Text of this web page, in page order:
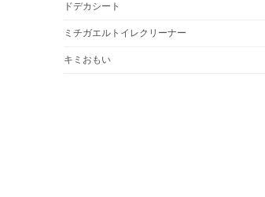
ドデカシート
ミチガエルトイレクリーナー
キミおもい